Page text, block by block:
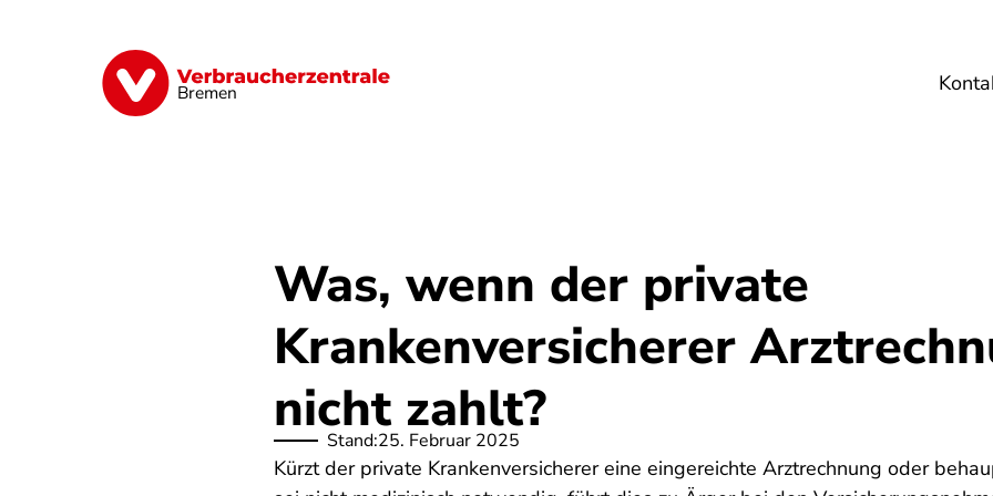
Bremen
Finanzen Digitales Lebensmittel
Was, wenn der private
Krankenversicherer
nicht zahlt?
Stand:25. Februar 2025
Kürzt der private Krankenversicherer eine eingereichte Arztrechnung oder